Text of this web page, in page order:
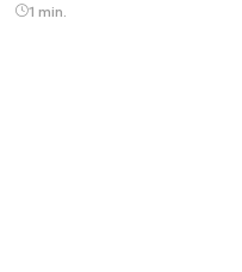
1 min.